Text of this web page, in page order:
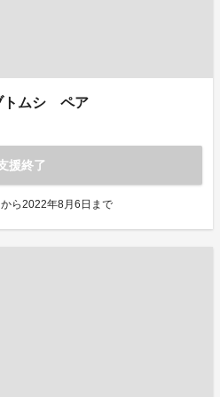
トムシ ペア
援終了
ら2022年8月6日まで